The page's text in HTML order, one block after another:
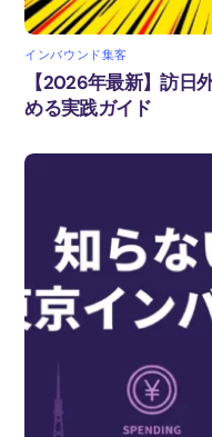
インバウンド集客
【2026年最新】訪日
める実践ガイド